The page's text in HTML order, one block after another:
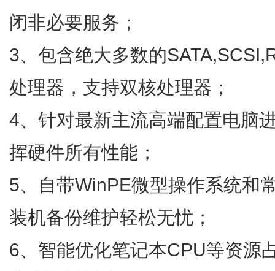
闭非必要服务；
3、包含绝大多数的
处理器，支持双核处理器；
4、针对最新主流高端配置电脑
挥硬件所有性能；
5、自带WinPE微型操作系统和
装机备份维护轻松无忧；
6、智能优化笔记本CPU等资源